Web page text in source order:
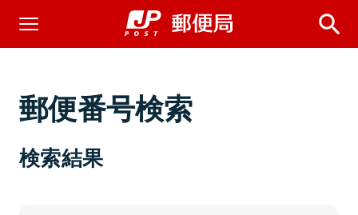
郵便番号検索
検索結果